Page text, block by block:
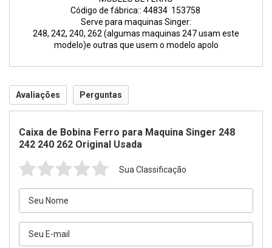
Código de fábrica:: 44834 153758
Serve para maquinas Singer:
248, 242, 240, 262 (algumas maquinas 247 usam este
modelo)e outras que usem o modelo apolo
Avaliações Perguntas
Caixa de Bobina Ferro para Maquina Singer 248
242 240 262 Original Usada
Sua Classificação